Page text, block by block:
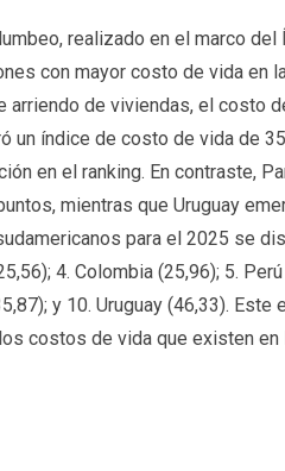
realizado en el marco
con mayor costo de vida en
arriendo de viviendas, el costo
un índice de costo de vida de
en el ranking. En contraste,
mientras que Uruguay
para el 2025 se
4. Colombia (25,96); 5.
y 10. Uruguay (46,33).
costos de vida que existen en